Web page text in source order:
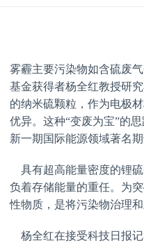
雾霾主要污染物如含硫废
基金获得者杨全红教授研
的纳米硫颗粒，作为电极
优异。这种“变废为宝”的
新一期国际能源领域著名
具有超高能量密度的锂
负着存储能量的重任。为
性物质，是将污染物治理
杨全红在接受科技日报